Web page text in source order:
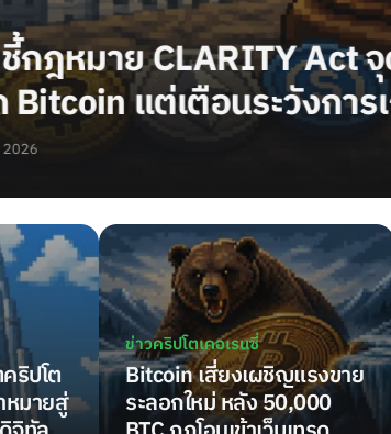
คอเรนซี่
รกลางอังกฤษเริ่มทบทวน
งว่าเข้มงวดเกินไป
ริปโต
หมายสู่
ข่าวคริปโตเคอเรนซี่
Bitcoin เสี่ยงเผชิญแรงขาย
ระลอกใหม่ หลัง 50,000